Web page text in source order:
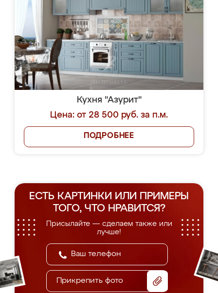
Кухня "Азурит"
Цена: от 28 500 руб. за п.м.
ПОДРОБНЕЕ
ЕСТЬ КАРТИНКИ ИЛИ ПРИМЕРЫ
ТОГО, ЧТО НРАВИТСЯ?
Присылайте — сделаем также или
лучше!
Прикрепить фото